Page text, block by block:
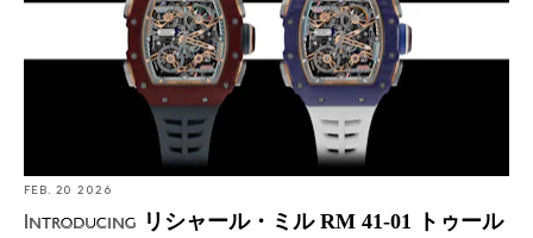
FEB. 20 2026
Introducing リシャール・ミル RM 41-01 トゥール